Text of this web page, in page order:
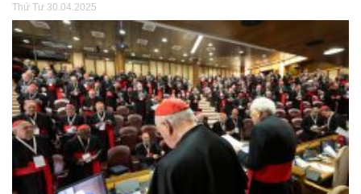
Thứ Tư 30.04.2025